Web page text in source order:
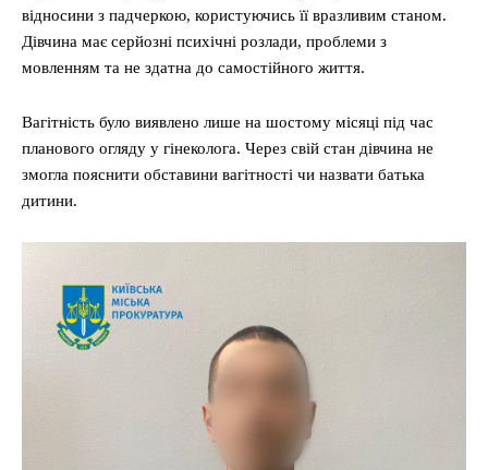
відносини з падчеркою, користуючись її вразливим станом.
Дівчина має серйозні психічні розлади, проблеми з
мовленням та не здатна до самостійного життя.
Вагітність було виявлено лише на шостому місяці під час
планового огляду у гінеколога. Через свій стан дівчина не
змогла пояснити обставини вагітності чи назвати батька
дитини.